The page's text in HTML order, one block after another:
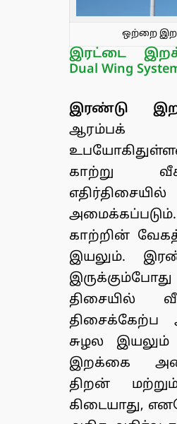
ஒற்றை
இரட்டை
Dual Wing
இரண்டு
ஆரம்பக்
காற்று
காற்றின்
இயலும்.
திசையில்
திசைக்கேற்ப
சுழல
இறக்கை
திறன்
கிடையாது,